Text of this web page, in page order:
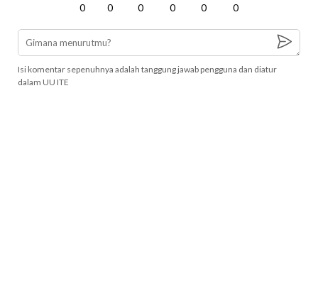
0 0 0 0 0 0
Isi komentar sepenuhnya adalah tanggung jawab pengguna dan diatur
dalam UU ITE